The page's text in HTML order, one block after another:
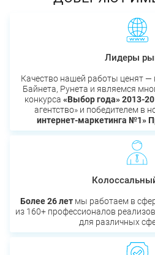
Лидеры
Качество нашей работы ценят —
Байнета, Рунета и являемся
конкурса «Выбор года» 2013-
агентство» и победителем в
интернет-маркетинга №1»
Более 26 летмы работаем в
из 160+ профессионалов
для различных